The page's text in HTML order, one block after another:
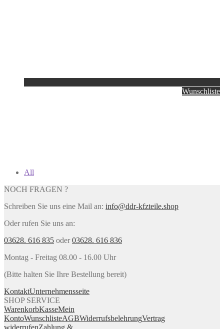
Wunschliste
All
NOCH FRAGEN ?
Schreiben Sie uns eine Mail an: info@ddr-kfzteile.shop
Oder rufen Sie uns an:
03628. 616 835 oder03628. 616 836
Montag - Freitag 08.00 - 16.00 Uhr
(Bitte halten Sie Ihre Bestellung bereit)
KontaktUnternehmensseite
SHOP SERVICE
WarenkorbKasseMein
KontoWunschlisteAGBWiderrufsbelehrungVertrag